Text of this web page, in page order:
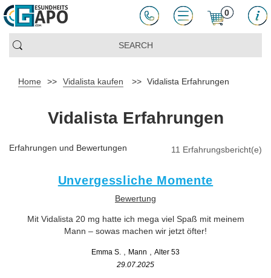
0
Home >> Vidalista kaufen >> Vidalista Erfahrungen
Vidalista Erfahrungen
Erfahrungen und Bewertungen 11 Erfahrungsbericht(e)
Unvergessliche Momente
Bewertung
Mit Vidalista 20 mg hatte ich mega viel Spaß mit meinem
Mann – sowas machen wir jetzt öfter!
Emma S. Mann
Alter 53
29.07.2025